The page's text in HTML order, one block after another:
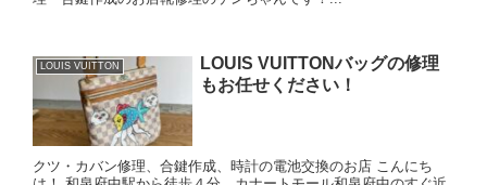
LOUIS VUITTON
LOUIS VUITTONバッグの修理
もお任せください！
クツ・カバン修理、合鍵作成、時計の電池交換のお店 こんにち